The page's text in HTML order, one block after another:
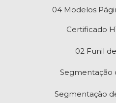
04 Modelos
Certificado
02 Funil
Segmentação
Segmentação